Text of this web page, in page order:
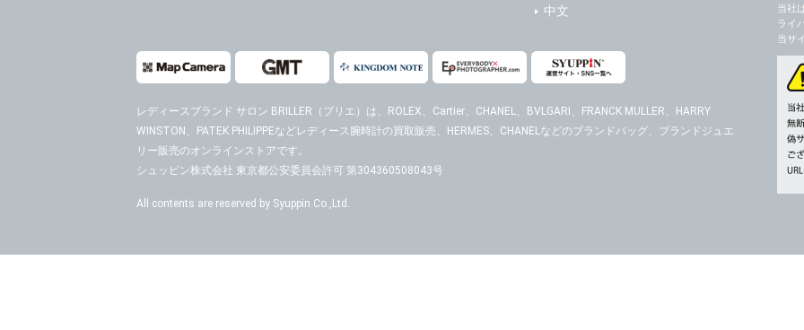
当社ホームページでは、利用者が当社ホームページに再訪問される際、より便利に当社ホーム
キーを使用する場合があります。
また利用者の統計的分析のため、または掲載された広告にクッキーを使用する場合があります。
６．個人情報に関するお問合せ対応
(1)当社は、当社の保有する個人データに関し、ご本人から利用目的の通知，開示，内容の訂正
者への提供の停止の請求などがあれば、ご本人の確認をさせていただいた上で、速やかに対応
※個人情報の開示請求には手数料として800円(税別)をご本人様にご負担いただいております。
があります。
中文
レディースブランド サロン BRILLER（ブリエ） は、ROLEX、Cartier、CHANEL、BVLGARI、FRANCK MULLER、HARRY
WINSTON、PATEK PHILIPPEなどレディース腕時計の買取販売、HERMES、CHANELなどのブランドバッグ、ブランドジュエ
リー販売のオンラインストアです。
シュッピン株式会社 東京都公安委員会許可 第304360508043号
All contents are reserved by Syuppin Co.,Ltd.
当社
ライ
当サ